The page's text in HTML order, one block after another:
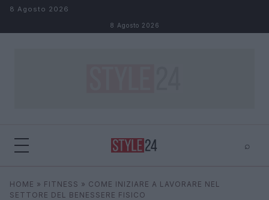
Salta al contenuto
8 Agosto 2026
8 Agosto 2026
⌕
Cerca
HOME » FITNESS » COME INIZIARE A LAVORARE NEL
SETTORE DEL BENESSERE FISICO